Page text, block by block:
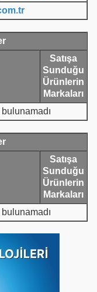
Satışa
Sunduğu
Ürünlerin
Markaları
Satışa
Sunduğu
Ürünlerin
Markaları